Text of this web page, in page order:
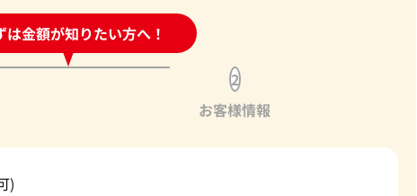
は金額が知りたい方へ！
受付中!問い合わせフォーム
2
お客様情報
)